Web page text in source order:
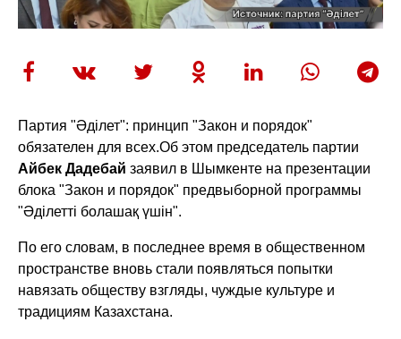
Партия "Әділет": принцип "Закон и порядок"
обязателен для всех.Об этом председатель партии
Айбек Дадебай заявил в Шымкенте на презентации
блока "Закон и порядок" предвыборной программы
"Әділетті болашақ үшін".
По его словам, в последнее время в общественном
пространстве вновь стали появляться попытки
навязать обществу взгляды, чуждые культуре и
традициям Казахстана.